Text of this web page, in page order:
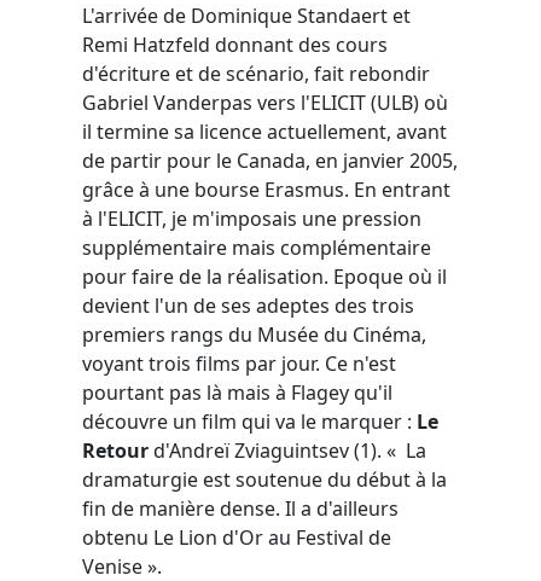
L'arrivée de Dominique Standaert et
Remi Hatzfeld donnant des cours
d'écriture et de scénario, fait rebondir
Gabriel Vanderpas vers l'ELICIT (ULB) où
il termine sa licence actuellement, avant
de partir pour le Canada, en janvier 2005,
grâce à une bourse Erasmus. En entrant
à l'ELICIT, je m'imposais une pression
supplémentaire mais complémentaire
pour faire de la réalisation. Epoque où il
devient l'un de ses adeptes des trois
premiers rangs du Musée du Cinéma,
voyant trois films par jour. Ce n'est
pourtant pas là mais à Flagey qu'il
découvre un film qui va le marquer : Le
Retourd'Andreï Zviaguintsev (1). « La
dramaturgie est soutenue du début à la
fin de manière dense. Il a d'ailleurs
obtenu Le Lion d'Or au Festival de
Venise ».